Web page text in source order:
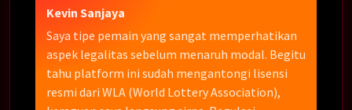
Kevin Sanjaya
Saya tipe pemain yang sangat memperhatikan
aspek legalitas sebelum menaruh modal. Begitu
tahu platform ini sudah mengantongi lisensi
resmi dari WLA (World Lottery Association),